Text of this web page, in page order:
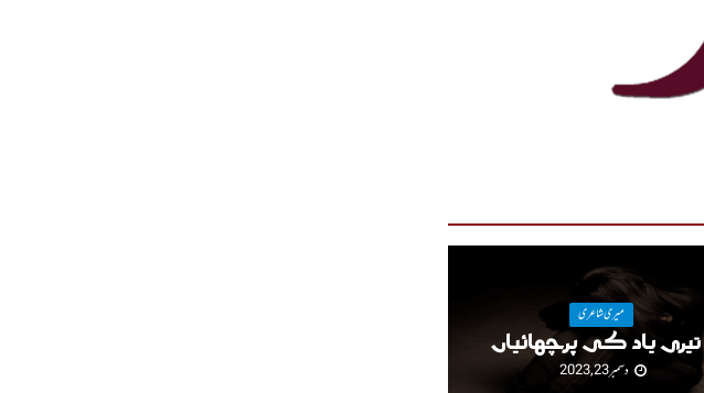
میری شاعری
تیری یاد کی پرچھائیاں
دسمبر 23, 2023